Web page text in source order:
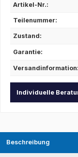
Artikel-Nr.:
Teilenummer:
Zustand:
Garantie:
Versandinformation:
Individuelle
Beschreibung